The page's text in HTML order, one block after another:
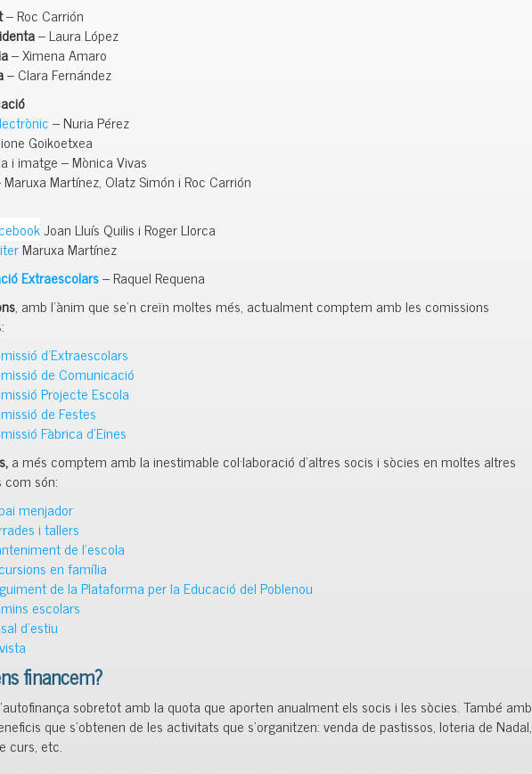
– Roc Carrión
– Laura López
– Ximena Amaro
– Clara Fernández
– Nuria Pérez
Goikoetxea
i imatge – Mònica Vivas
Maruxa Martínez, Olatz Simón i Roc Carrión
Joan Lluís Quilis i Roger Llorca
Maruxa Martínez
Extraescolars– Raquel Requena
, amb l’ànim que se’n creïn moltes més, actualment comptem amb les comissions
d’Extraescolars
de Comunicació
Projecte Escola
de Festes
Fàbrica d’Eines
a més comptem amb la inestimable col·laboració d’altres socis i sòcies en moltes altres
són:
menjador
i tallers
de l’escola
en família
de la Plataforma per la Educació del Poblenou
escolars
d’estiu
financem?
sobretot amb la quota que aporten anualment els socis i les sòcies. També amb
que s’obtenen de les activitats que s’organitzen: venda de pastissos, loteria de Nadal,
curs, etc.